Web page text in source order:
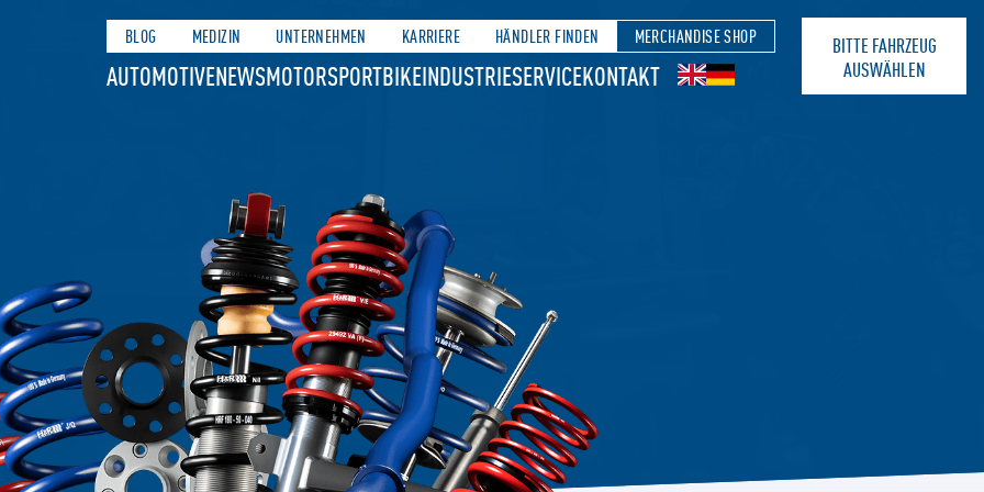
BLOG MEDIZIN UNTERNEHMEN KARRIERE HÄNDLER FINDEN MERCHANDISE SHOP
AUTOMOTIVENEWSMOTORSPORTBIKEINDUSTRIESERVICEKONTAKT
BITTE FAHRZEUG
AUSWÄHLEN